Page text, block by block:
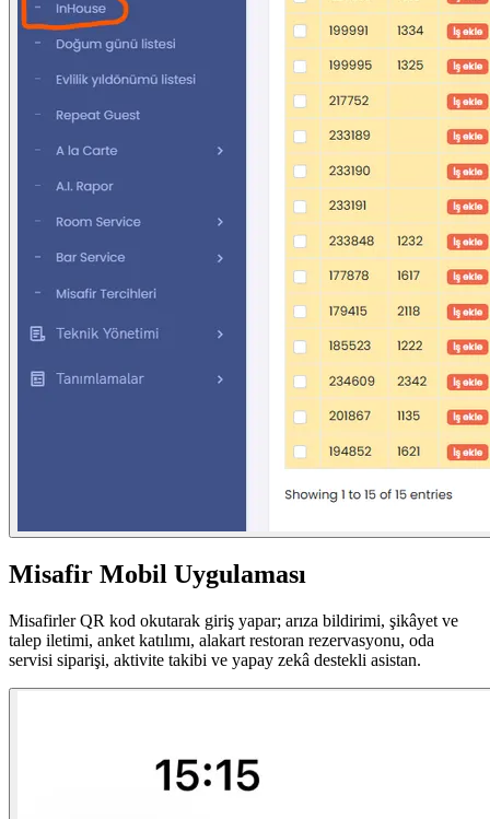
Misafir Mobil Uygulaması
Misafirler QR kod okutarak giriş yapar; arıza bildirimi, şikâyet ve
talep iletimi, anket katılımı, alakart restoran rezervasyonu, oda
servisi siparişi, aktivite takibi ve yapay zekâ destekli asistan.